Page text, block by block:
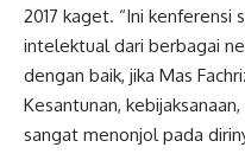
2017 kaget. “Ini kenferensi
intelektual dari berbagai
dengan baik, jika Mas
Kesantunan,
sangat menonjol pada